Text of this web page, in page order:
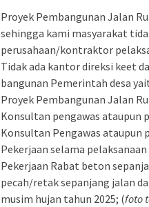
Proyek Pembangunan Jalan
sehingga kami masyarakat
perusahaan/kontraktor
Tidak ada kantor direksi keet
bangunan Pemerintah desa
Proyek Pembangunan Jalan
Konsultan pengawas ataupun
Konsultan Pengawas ataupun
Pekerjaan selama
Pekerjaan Rabat beton
pecah/retak sepanjang jalan
musim hujan tahun 2025; (foto